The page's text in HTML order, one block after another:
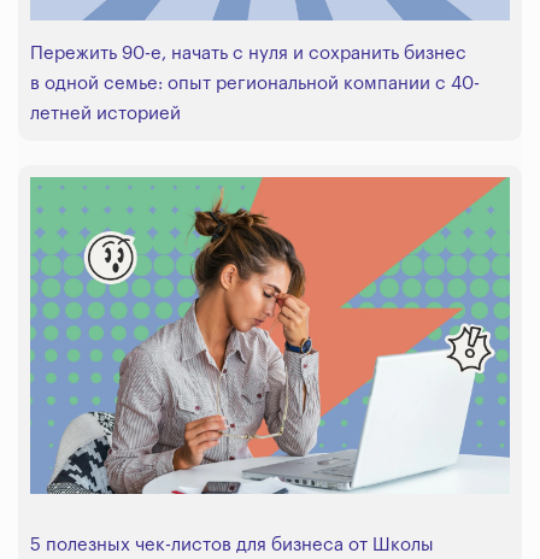
Пережить 90-е, начать с нуля и сохранить бизнес
в одной семье: опыт региональной компании с 40-
летней историей
5 полезных чек-листов для бизнеса от Школы